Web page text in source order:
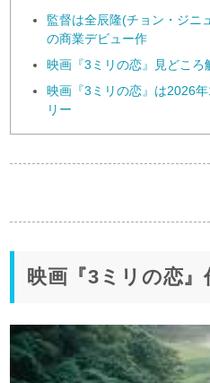
監督は全辰隆(チョン・ジ
の商業デビュー作
映画『3ミリの恋』見どころ
映画『3ミリの恋』は2026
リー
映画『3ミリの恋